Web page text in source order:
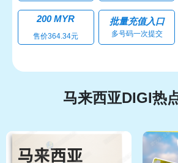
200 MYR
售价364.34元
批量充值入口
多号码一次提交
马来西亚DIGI热